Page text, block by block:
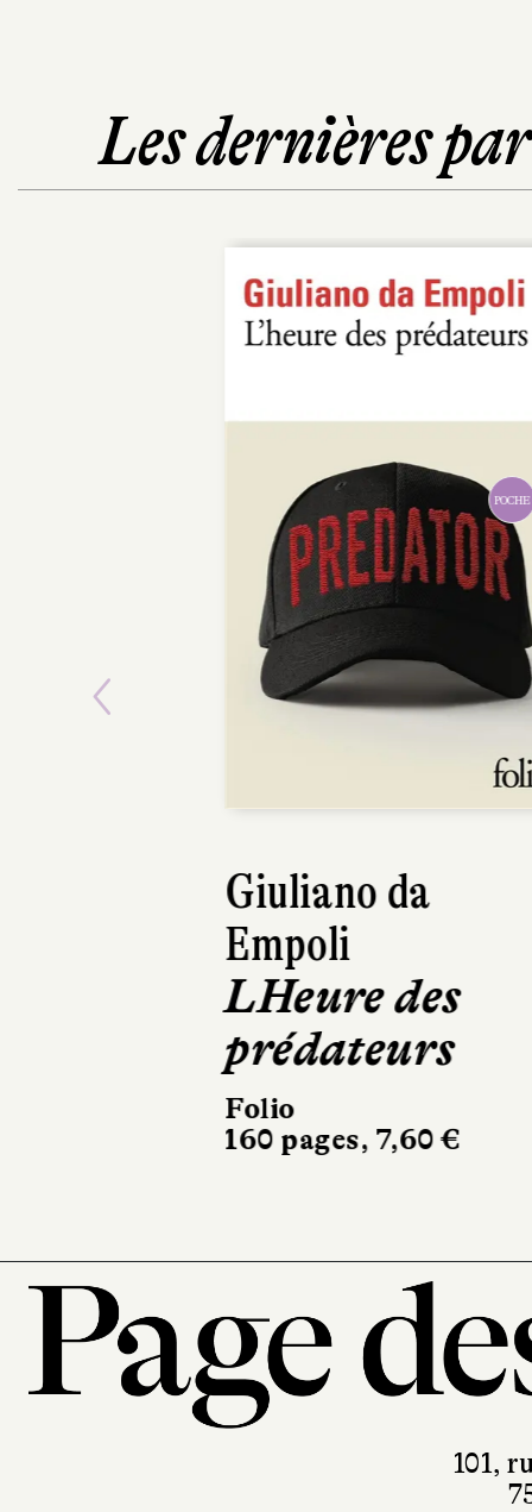
Les dernières
POCHE
Giuliano da
Empoli
LHeure des
prédateurs
Folio
160 pages, 7,60 €
Previous
101,